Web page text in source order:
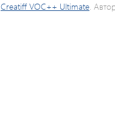
Creatiff VOC++ Ultimate.